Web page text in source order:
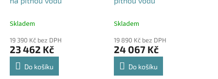
Skladem
19 390 Kč bez DPH
23 462 Kč
Do košíku
Skladem
19 890 Kč bez DPH
24 067 Kč
Do košíku